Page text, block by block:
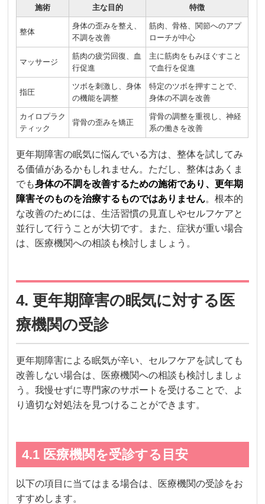
施術 主な目的 特徴
整体
身体の歪みを整え、
不調を改善
筋肉、骨格、関節へのアプ
ローチが中心
マッサージ
筋肉の疲労回復、血
行促進
主に筋肉をもみほぐすこと
で血行を促進
指圧
ツボを刺激し、身体
の機能を調整
特定のツボを押すことで、
身体の不調を改善
カイロプラク
ティック
背骨の歪みを矯正
背骨の調整を重視し、神経
系の働きを改善
更年期障害の眠気に悩んでいる方は、整体を試してみ
る価値があるかもしれません。ただし、整体はあくま
でも身体の不調を改善するための施術であり、更年期
障害そのものを治療するものではありません。根本的
な改善のためには、生活習慣の見直しやセルフケアと
並行して行うことが大切です。また、症状が重い場合
は、医療機関への相談も検討しましょう。
4. 更年期障害の眠気に対する医
療機関の受診
更年期障害による眠気が辛い、セルフケアを試しても
改善しない場合は、医療機関への相談も検討しましょ
う。我慢せずに専門家のサポートを受けることで、よ
り適切な対処法を見つけることができます。
4.1 医療機関を受診する目安
以下の項目に当てはまる場合は、医療機関の受診をお
すすめします。